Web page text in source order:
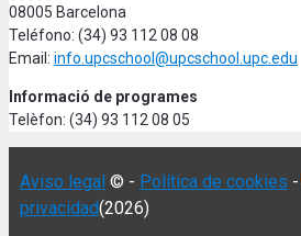
08005 Barcelona
Teléfono: (34) 93 112 08 08
Email: info.upcschool@upcschool.upc.edu
Informació de programes
Telèfon: (34) 93 112 08 05
Aviso legal © - Política de cookies -
privacidad(2026)